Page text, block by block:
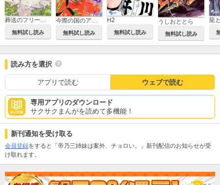
葬送のフリーレン
無料試し読み
今際の国のアリス
無料試し読み
H2
無料試し読み
うしおととら
無料試し読み
龍
読み方を選択
アプリで読む ウェブで読む
専用アプリのダウンロード
サクサクまんがを読めて多機能！
新刊通知を受け取る
会員登録をすると「帝乃三姉妹は案外、チョロい。」新刊配信のお知らせが受
け取れます。